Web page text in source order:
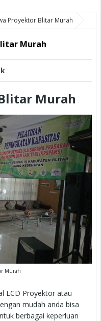
Proyektor Blitar Murah
Murah
Murah
Murah
LCD Proyektor atau
mudah anda bisa
berbagai keperluan